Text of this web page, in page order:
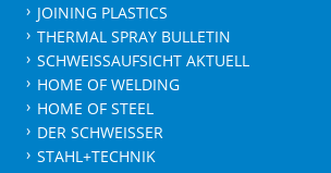
JOINING PLASTICS
THERMAL SPRAY BULLETIN
SCHWEISSAUFSICHT AKTUELL
HOME OF WELDING
HOME OF STEEL
DER SCHWEISSER
STAHL+TECHNIK